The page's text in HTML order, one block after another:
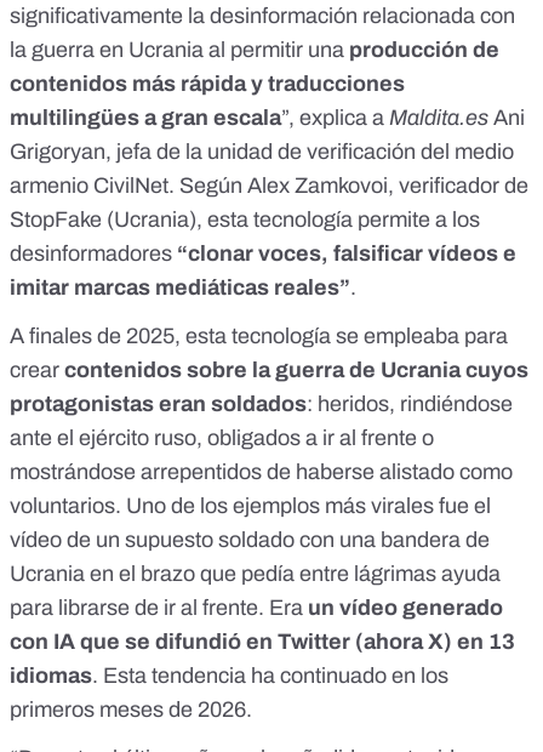
significativamente la desinformación relacionada con
la guerra en Ucrania al permitir una producción de
contenidos más rápida y traducciones
multilingües a gran escala”, explica a Maldita.es Ani
Grigoryan, jefa de la unidad de verificación del medio
armenio CivilNet. Según Alex Zamkovoi, verificador de
StopFake (Ucrania), esta tecnología permite a los
desinformadores “clonar voces, falsificar vídeos e
imitar marcas mediáticas reales”.
A finales de 2025, esta tecnología se empleaba para
crear contenidos sobre la guerra de Ucraniacuyos
protagonistas eran soldados: heridos, rindiéndose
ante el ejército ruso, obligados a ir al frente o
mostrándose arrepentidos de haberse alistado como
voluntarios. Uno de los ejemplos más virales fue el
vídeo de un supuesto soldado con una bandera de
Ucrania en el brazo que pedía entre lágrimas ayuda
para librarse de ir al frente. Era un vídeo generado
con IA que se difundió en Twitter (ahora X) en 13
idiomas. Esta tendencia ha continuado en los
primeros meses de 2026.